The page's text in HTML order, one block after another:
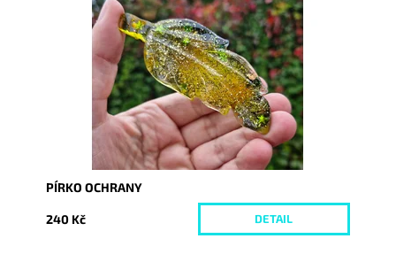
Dostupnost:
Vyprodáno
10387
PÍRKO OCHRANY
240 Kč DETAIL